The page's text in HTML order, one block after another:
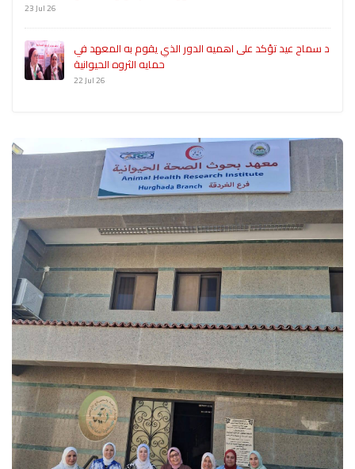
23 Jul 26
د سماح عيد تؤكد على اهميه الدور الذي يقوم به المعهد في
حمايه الثروه الحيوانية
22 Jul 26